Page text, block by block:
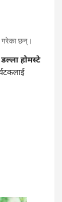
गरेका छन्।
डल्ला होमस्टे